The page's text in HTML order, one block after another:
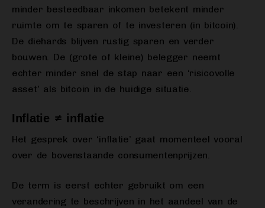
minder besteedbaar inkomen betekent minder
ruimte om te sparen of te investeren (in bitcoin).
De diehards blijven rustig sparen en verder
bouwen. De (grote of kleine) belegger neemt
echter minder snel de stap naar een ‘risicovolle
asset’ als bitcoin in de huidige situatie.
Inflatie ≠ inflatie
Het gesprek over ‘inflatie’ gaat momenteel vooral
over de bovenstaande consumentenprijzen.
De term is eerst echter gebruikt om een
verandering te beschrijven in het aandeel van de